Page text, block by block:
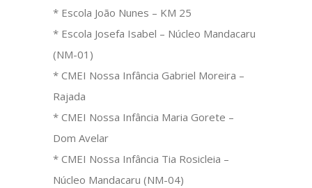
* Escola João Nunes – KM 25
* Escola Josefa Isabel – Núcleo Mandacaru
(NM-01)
* CMEI Nossa Infância Gabriel Moreira –
Rajada
* CMEI Nossa Infância Maria Gorete –
Dom Avelar
* CMEI Nossa Infância Tia Rosicleia –
Núcleo Mandacaru (NM-04)